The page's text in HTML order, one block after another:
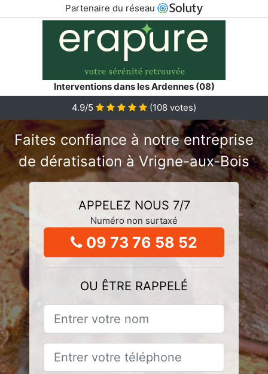
Partenaire du réseau
Interventions dans les Ardennes (08)
4.9/5
(108 votes)
Faites confiance à notre entreprise
de dératisation à Vrigne-aux-Bois
APPELEZ NOUS 7/7
Numéro non surtaxé
09 73 76 58 52
OU ÊTRE RAPPELÉ